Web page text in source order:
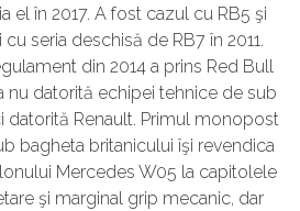
el în 2017. A fost cazul cu RB5 şi
seria deschisă de RB7 în 2011.
din 2014 a prins Red Bull
nu datorită echipei tehnice de sub
datorită Renault. Primul monopost
bagheta britanicului îşi revendica
Mercedes W05 la capitolele
şi marginal grip mecanic, dar